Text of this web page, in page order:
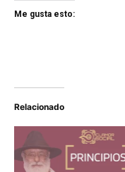
Me gusta esto:
Relacionado